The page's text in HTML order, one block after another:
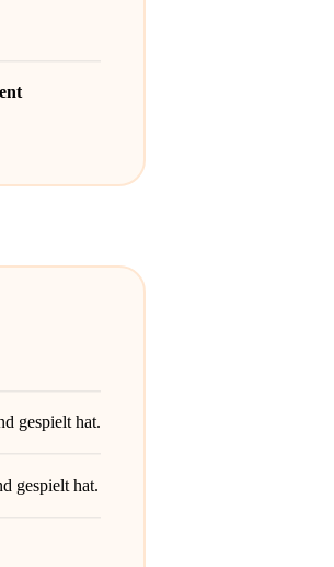
gespielt hat.
gespielt hat.